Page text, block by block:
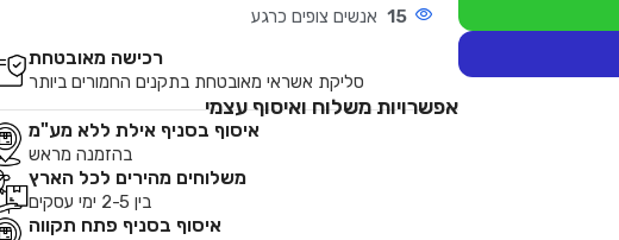
15 אנשים צופים כרגע
רכישה מאובטחת
סליקת אשראי מאובטחת בתקנים החמורים ביותר
אפשרויות משלוח ואיסוף עצמי
איסוף בסניף אילת ללא מע"מ
בהזמנה מראש
משלוחים מהירים לכל הארץ
בין 2-5 ימי עסקים
איסוף בסניף פתח תקווה